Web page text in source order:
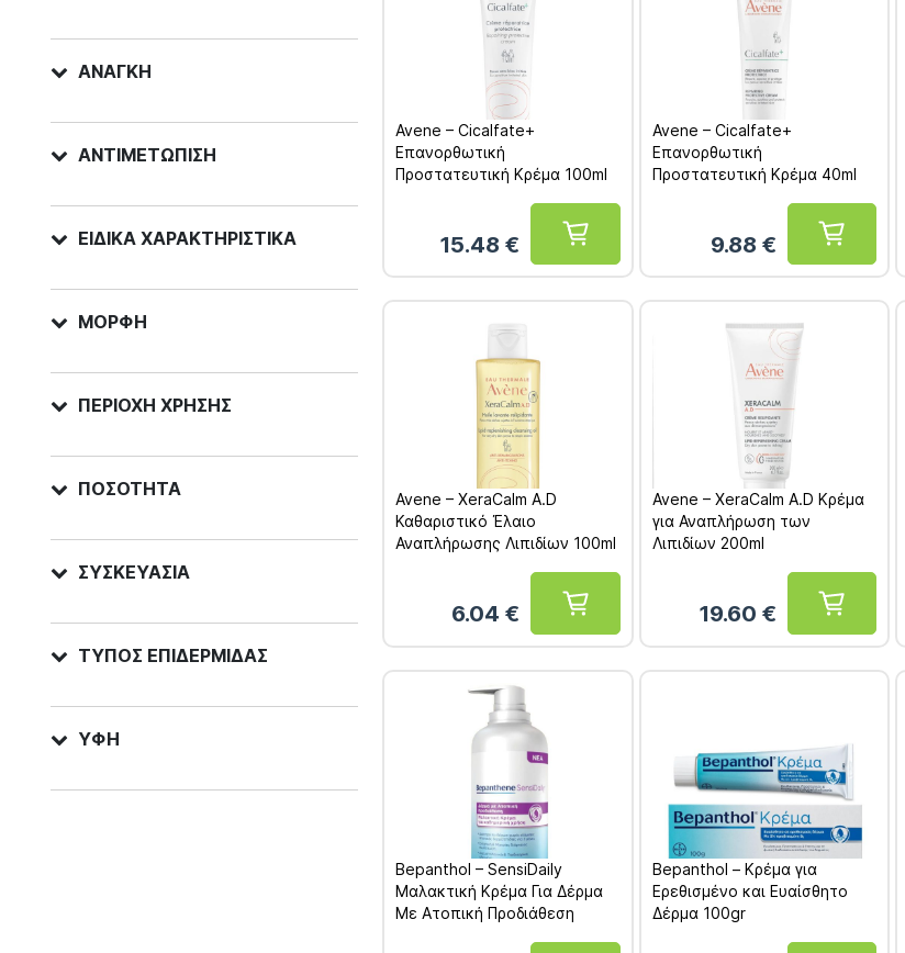
ΑΝΆΓΚΗ
ΑΝΤΙΜΕΤΏΠΙΣΗ
ΕΙΔΙΚΆ ΧΑΡΑΚΤΗΡΙΣΤΙΚΆ
ΜΟΡΦΉ
ΠΕΡΙΟΧΉ ΧΡΉΣΗΣ
ΠΟΣΌΤΗΤΑ
ΣΥΣΚΕΥΑΣΊΑ
ΤΎΠΟΣ ΕΠΙΔΕΡΜΊΔΑΣ
ΥΦΉ
Avene – Cicalfate+
Επανορθωτική
Προστατευτική Κρέμα 100ml
15.48 €
Avene – Cicalfate+
Επανορθωτική
Προστατευτική Κρέμα 40ml
9.88 €
Avene – XeraCalm A.D
Καθαριστικό Έλαιο
Αναπλήρωσης Λιπιδίων 100ml
6.04 €
Avene – XeraCalm A.D Κρέμα
για Αναπλήρωση των
Λιπιδίων 200ml
19.60 €
Bepanthol – SensiDaily
Μαλακτική Κρέμα Για Δέρμα
Με Ατοπική Προδιάθεση
Bepanthol – Κρέμα για
Ερεθισμένο και Ευαίσθητο
Δέρμα 100gr